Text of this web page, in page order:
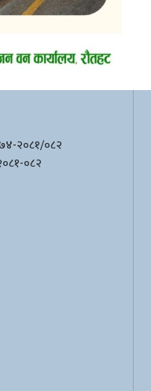
२०८१/०८२
०८२